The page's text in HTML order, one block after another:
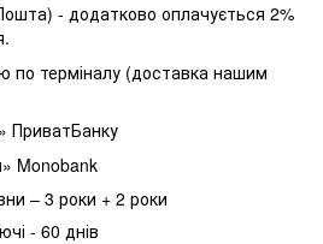
- додатково оплачується 2%
по терміналу (доставка нашим
ПриватБанку
Monobank
– 3 роки + 2 роки
- 60 днів